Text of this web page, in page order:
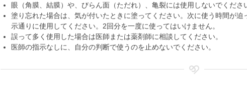
眼（角膜、結膜）や、びらん面（ただれ）、亀裂には使用しないでくださ
塗り忘れた場合は、気が付いたときに塗ってください。次に使う時間が
示通りに使用してください。2回分を一度に使ってはいけません。
誤って多く使用した場合は医師または薬剤師に相談してください。
医師の指示なしに、自分の判断で使うのを止めないでください。